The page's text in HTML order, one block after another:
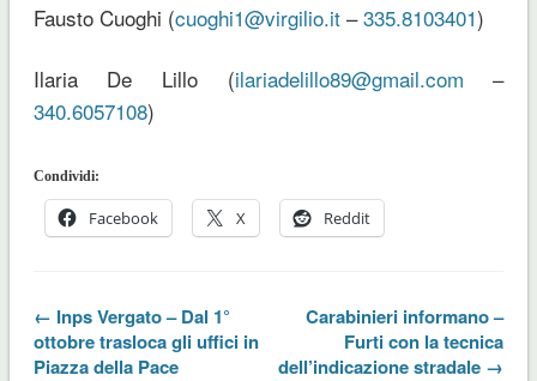
Fausto Cuoghi (cuoghi1@virgilio.it–335.8103401)
Ilaria De Lillo (ilariadelillo89@gmail.com –
340.6057108)
Condividi:
Facebook X Reddit
← Inps Vergato – Dal 1°
ottobre trasloca gli uffici in
Piazza della Pace
Carabinieri informano –
Furti con la tecnica
dell’indicazione stradale →